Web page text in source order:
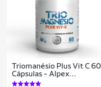
Triomanésio Plus Vit C 60
Cápsulas - Alpex
Nutrition